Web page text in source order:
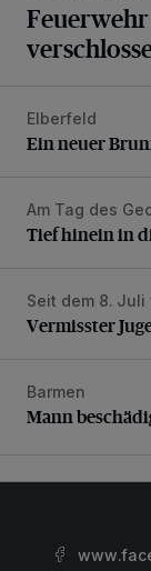
Ein neuer
Elberfeld
Ein neuer
Tief hinein in
Am Tag des
Tief hinein in
Vermisster
Seit dem 8.
Vermisster
Mann
Barmen
Mann